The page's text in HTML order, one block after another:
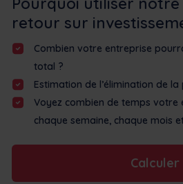
retour sur
Combien votre entreprise
total ?
Estimation de l’élimination de
Voyez combien de temps votre
chaque semaine, chaque mois
Calculer